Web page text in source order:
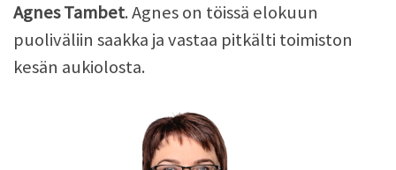
Agnes Tambet. Agnes on töissä elokuun
puoliväliin saakka ja vastaa pitkälti toimiston
kesän aukiolosta.